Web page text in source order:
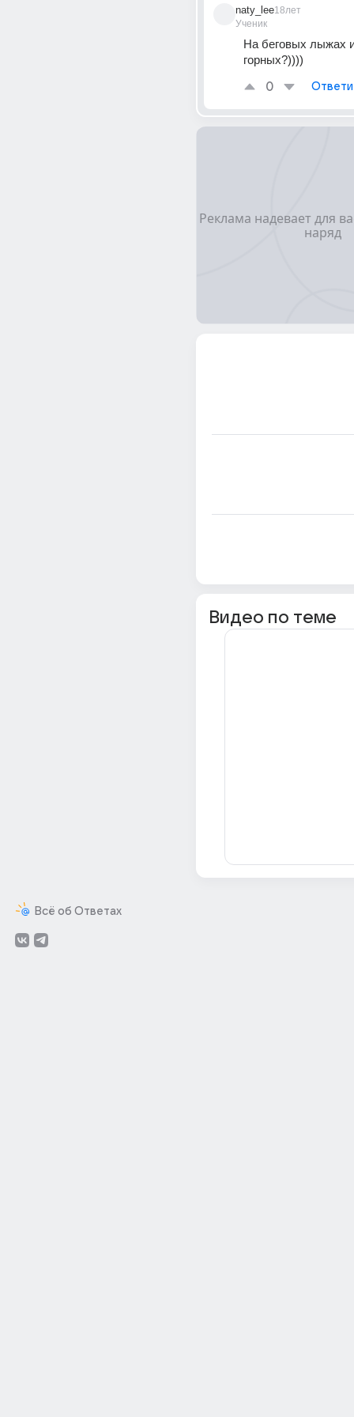
Всё об Ответах
naty_lee
Ученик
18лет
На беговых лыжах
горных?))))
0
Видео по теме